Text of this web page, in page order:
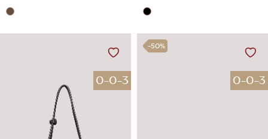
0-0-3
-50%
0-0-3